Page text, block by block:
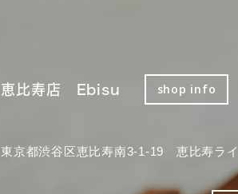
恵比寿店 Ebisu shop info
東京都渋谷区恵比寿南3-1-19 恵比寿ラ